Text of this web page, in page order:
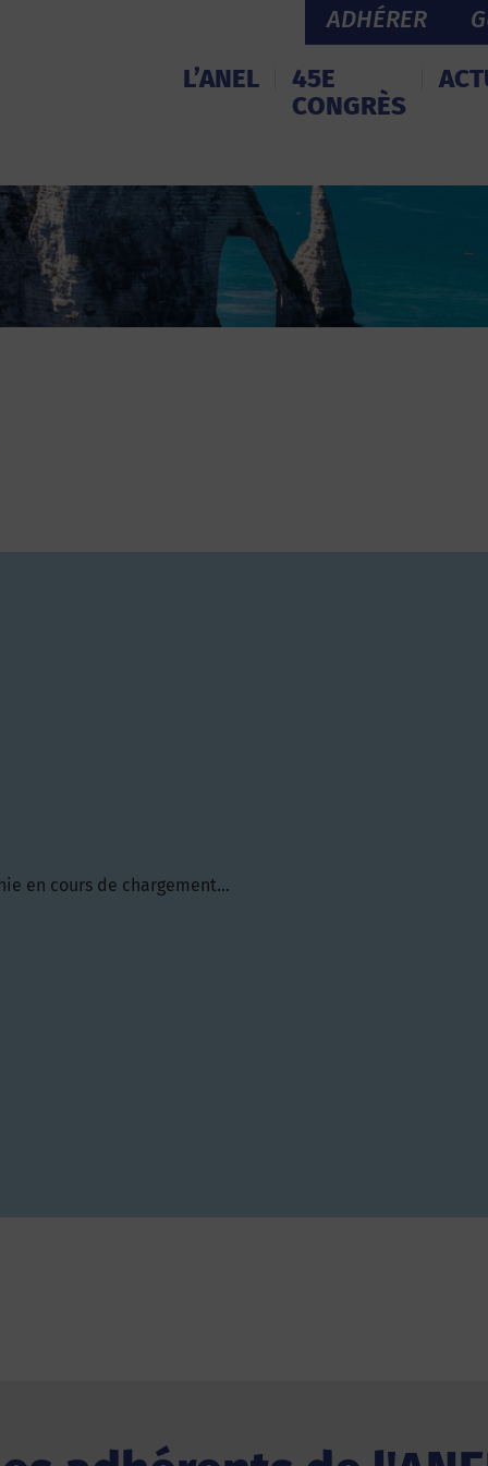
ADHÉRER
L’ANEL
45E
CONGRÈS
en cours de chargement...